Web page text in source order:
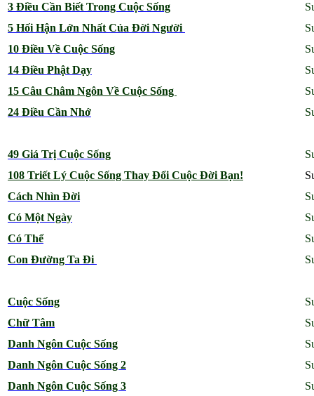
3 Điều Cần Biết Trong Cuộc Sống
5 Hối Hận Lớn Nhất Của Đời Người
10 Điều Về Cuộc Sống
14 Điều Phật Dạy
15 Câu Châm Ngôn Về Cuộc Sống
24 Điều Cần Nhớ
49 Giá Trị Cuộc Sống
108 Triết Lý Cuộc Sống Thay Đổi Cuộc Đời Bạn!
Cách Nhìn Đời
Có Một Ngày
Có Thể
Con Đường Ta Đi
Cuộc Sống
Chữ Tâm
Danh Ngôn Cuộc Sống
Danh Ngôn Cuộc Sống 2
Danh Ngôn Cuộc Sống 3